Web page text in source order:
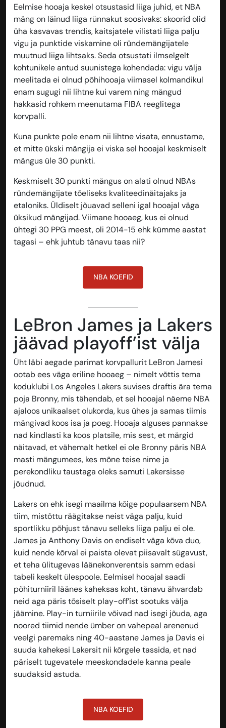
Eelmise hooaja keskel otsustasid liiga juhid, et NBA
mäng on läinud liiga rünnakut soosivaks: skoorid olid
üha kasvavas trendis, kaitsjatele vilistati liiga palju
vigu ja punktide viskamine oli ründemängijatele
muutnud liiga lihtsaks. Seda otsustati ilmselgelt
kohtunikele antud suunistega kohendada: vigu välja
meelitada ei olnud põhihooaja viimasel kolmandikul
enam sugugi nii lihtne kui varem ning mängud
hakkasid rohkem meenutama FIBA reeglitega
korvpalli.
Kuna punkte pole enam nii lihtne visata, ennustame,
et mitte ükski mängija ei viska sel hooajal keskmiselt
mängus üle 30 punkti.
Keskmiselt 30 punkti mängus on alati olnud NBAs
ründemängijate tõeliseks kvaliteedinäitajaks ja
etaloniks. Üldiselt jõuavad selleni igal hooajal väga
üksikud mängijad. Viimane hooaeg, kus ei olnud
ühtegi 30 PPG meest, oli 2014-15 ehk kümme aastat
tagasi – ehk juhtub tänavu taas nii?
NBA KOEFID
LeBron James ja Lakers
jäävad playoff’ist välja
Üht läbi aegade parimat korvpallurit LeBron Jamesi
ootab ees väga eriline hooaeg – nimelt võttis tema
koduklubi Los Angeles Lakers suvises draftis ära tema
poja Bronny, mis tähendab, et sel hooajal näeme NBA
ajaloos unikaalset olukorda, kus ühes ja samas tiimis
mängivad koos isa ja poeg. Hooaja alguses pannakse
nad kindlasti ka koos platsile, mis sest, et märgid
näitavad, et vähemalt hetkel ei ole Bronny päris NBA
masti mängumees, kes mõne teise nime ja
perekondliku taustaga oleks samuti Lakersisse
jõudnud.
Lakers on ehk isegi maailma kõige populaarsem NBA
tiim, mistõttu räägitakse neist väga palju, kuid
sportlikku põhjust tänavu selleks liiga palju ei ole.
James ja Anthony Davis on endiselt väga kõva duo,
kuid nende kõrval ei paista olevat piisavalt sügavust,
et teha ülitugevas läänekonverentsis samm edasi
tabeli keskelt ülespoole. Eelmisel hooajal saadi
põhiturniiril läänes kaheksas koht, tänavu ähvardab
neid aga päris tõsiselt play-off’ist sootuks välja
jäämine. Play-in turniirile võivad nad isegi jõuda, aga
noored tiimid nende ümber on vahepeal arenenud
veelgi paremaks ning 40-aastane James ja Davis ei
suuda kahekesi Lakersit nii kõrgele tassida, et nad
päriselt tugevatele meeskondadele kanna peale
suudaksid astuda.
NBA KOEFID